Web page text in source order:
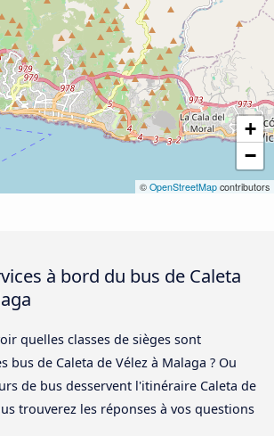
+
−
© OpenStreetMap contributors
à bord du bus de Caleta
quelles classes de sièges sont
bus de Caleta de Vélez à Malaga ? Ou
de bus desservent l'itinéraire Caleta de
trouverez les réponses à vos questions